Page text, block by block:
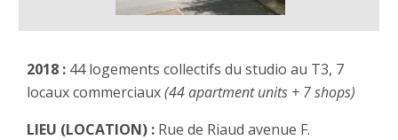
2018 : 44 logements collectifs du studio au T3, 7
locaux commerciaux(44 apartment units + 7 shops)
LIEU (LOCATION) : Rue de Riaud avenue F.